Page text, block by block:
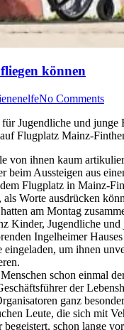
können
No Comments
Jugendliche und junge
Flugplatz Mainz-
von ihnen kaum
beim Aussteigen aus
Flugplatz in Mainz-
als Worte ausdrücken
am Montag
Kinder, Jugendliche und
Ingelheimer
um ihnen
schon einmal
der
ganz
Leute, die sich mit
begeis­tert, schon lange